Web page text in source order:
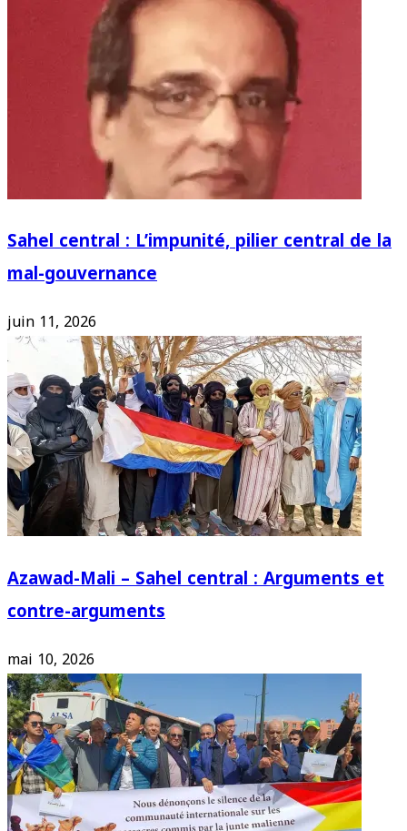
Sahel central : L’impunité, pilier central de la
mal-gouvernance
juin 11, 2026
Azawad-Mali – Sahel central : Arguments et
contre-arguments
mai 10, 2026